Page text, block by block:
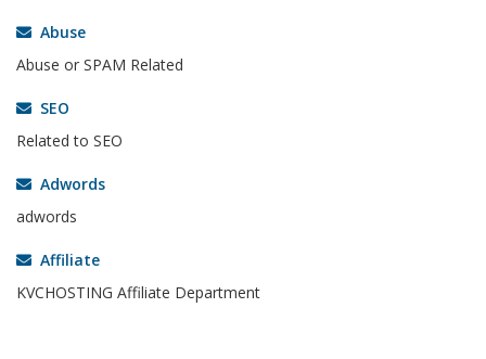
Abuse
Abuse or SPAM Related
SEO
Related to SEO
Adwords
adwords
Affiliate
KVCHOSTING Affiliate Department